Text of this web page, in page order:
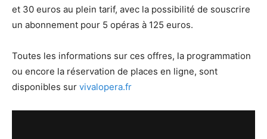
et 30 euros au plein tarif, avec la possibilité de souscrire
un abonnement pour 5 opéras à 125 euros.
Toutes les informations sur ces offres, la programmation
ou encore la réservation de places en ligne, sont
disponibles sur vivalopera.fr